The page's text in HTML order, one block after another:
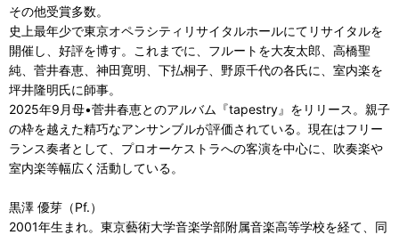
その他受賞多数。
史上最年少で東京オペラシティリサイタルホールにてリサイタルを
開催し、好評を博す。これまでに、フルートを大友太郎、高橋聖
純、菅井春恵、神田寛明、下払桐子、野原千代の各氏に、室内楽を
坪井隆明氏に師事。
2025年9月母•菅井春恵とのアルバム『tapestry』をリリース。親子
の枠を越えた精巧なアンサンブルが評価されている。現在はフリー
ランス奏者として、プロオーケストラへの客演を中心に、吹奏楽や
室内楽等幅広く活動している。
黒澤 優芽（Pf.）
2001年生まれ。東京藝術大学音楽学部附属音楽高等学校を経て、同